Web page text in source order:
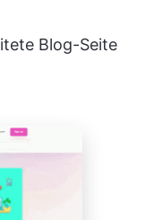
Blog-Seite